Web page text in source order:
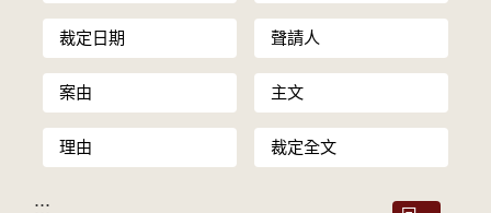
裁定日期 聲請人
案由 主文
理由 裁定全文
:::